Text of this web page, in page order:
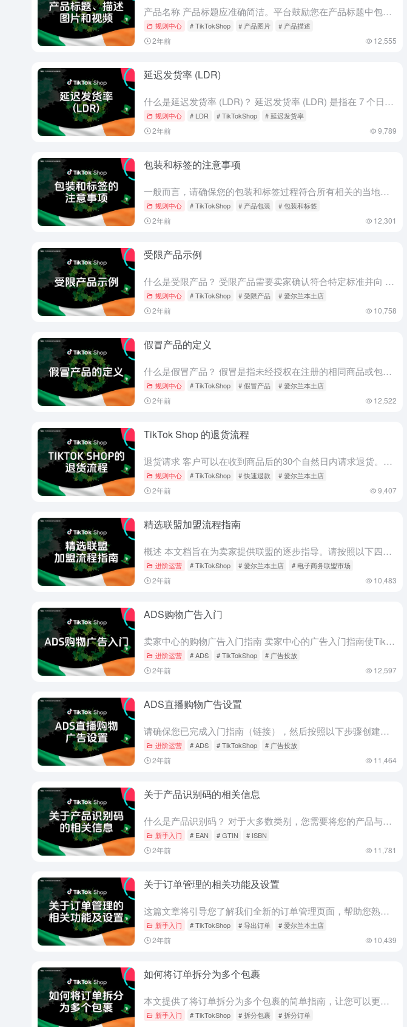
产品名称 产品标题应准确简洁。平台鼓励您在产品标题中包含品牌（前提是您已获得品牌所有者的相关授权）、产品类型、材料、主要功能/特性和数量等信息。 例如，一款产品标题为“Little Lamb Vall...
规则中心 # TikTokShop # 产品图片 # 产品描述
2年前 12,555
延迟发货率 (LDR)
什么是延迟发货率 (LDR)？ 延迟发货率 (LDR) 是指在 7 个日历日内，所有订单中超过 3 个工作日 才更新为“已发货”状态的订单所占的百分比。
规则中心 # LDR # TikTokShop # 延迟发货率
2年前 9,789
包装和标签的注意事项
一般而言，请确保您的包装和标签过程符合所有相关的当地法律以及您的物流服务提供商 (LSP) 设定的条件。此外，在准备发货订单时，请遵循以下一些具体的注意事项：
规则中心 # TikTokShop # 产品包装 # 包装和标签
2年前 12,301
受限产品示例
什么是受限产品？ 受限产品需要卖家确认符合特定标准并向 TikTok Shop 提交某些信息，然后才能上架。希望销售受限产品的卖家必须在上架此类产品之前获得批准。此流程可能要求卖家在上架阶段提交以下类...
规则中心 # TikTokShop # 受限产品 # 爱尔兰本土店
2年前 10,758
假冒产品的定义
什么是假冒产品？ 假冒是指未经授权在注册的相同商品或包装上使用与他人注册商标相同或极为相似的商标。严禁宣传和销售假冒产品。这包括在未经品牌所有者授权的情况下在产品图片或产品说明中显示品牌名称、徽标或商...
规则中心 # TikTokShop # 假冒产品 # 爱尔兰本土店
2年前 12,522
TikTok Shop 的退货流程
退货请求 客户可以在收到商品后的30个自然日内请求退货。该请求在客户发货退货之前需要获得批准，可以由TikTok商店自动批准或由卖家手动批准。 如果请求需要卖家审核，卖家必须在请求提交后的2个工作日内...
规则中心 # TikTokShop # 快速退款 # 爱尔兰本土店
2年前 9,407
精选联盟加盟流程指南
概述 本文档旨在为卖家提供联盟的逐步指导。请按照以下四个简单步骤帮助您与创作者建立有效的联盟连接。此外，我们在最后提供了一些常见问题及其答案的列表。 卖家的联盟视角流程 从卖家角度来看联盟流程如下： ...
进阶运营 # TikTokShop # 爱尔兰本土店 # 电子商务联盟市场
2年前 10,483
ADS购物广告入门
卖家中心的购物广告入门指南 卖家中心的广告入门指南使TikTok Shop的广告主能够轻松将其商业中心账号、广告管理账号和TikTok账号与他们的店铺关联，以便进行广告投放。您必须以店主、主管理员或广...
进阶运营 # ADS # TikTokShop # 广告投放
2年前 12,597
ADS直播购物广告设置
请确保您已完成入门指南（链接），然后按照以下步骤创建直播购物广告。 直播购物广告 与观众实时互动，同时推广您的产品和商店。您可以在任何地点为潜在客户创建直播购物广告。 设置广告活动 转到广告管理器： ...
进阶运营 # ADS # TikTokShop # 广告投放
2年前 11,464
关于产品识别码的相关信息
什么是产品识别码？ 对于大多数类别，您需要将您的产品与行业标准的产品标识符关联，以创建新的产品页面并在TikTok Shop上发布商品。 产品标识符代码是称为GTIN（全球贸易项目代码）系统的一部分...
新手入门 # EAN # GTIN # ISBN
2年前 11,781
关于订单管理的相关功能及设置
这篇文章将引导您了解我们全新的订单管理页面，帮助您熟悉这些令人惊叹的更新，从而简化您的发货流程。 访问 Manage Orders（管理订单）页面 要开始管理您的订单，请前往卖家中心并选择“Order...
新手入门 # TikTokShop # 导出订单 # 爱尔兰本土店
2年前 10,439
如何将订单拆分为多个包裹
本文提供了将订单拆分为多个包裹的简单指南，让您可以更灵活地管理订单，从而使物流管理更加顺畅，并显著提高配送效率。 拆分订单的好处 拆分订单的标准 为了提高卖家的灵活性，在满足以下条件时，可以使用拆分订...
新手入门 # TikTokShop # 拆分包裹 # 拆分订单